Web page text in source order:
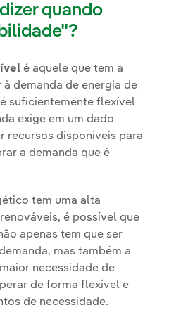
quando
é aquele que tem a
demanda de energia de
suficientemente flexível
exige em um dado
recursos disponíveis para
a demanda que é
tem uma alta
é possível que
apenas tem que ser
mas também a
necessidade de
de forma flexível e
de necessidade.